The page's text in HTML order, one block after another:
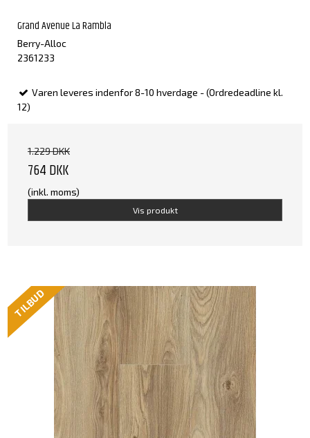
Grand Avenue La Rambla
Berry-Alloc
2361233
Varen leveres indenfor 8-10 hverdage - (Ordredeadline kl.
12)
1.229 DKK
764 DKK
(inkl. moms)
Vis produkt
TILBUD